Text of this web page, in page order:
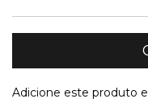
Adicione este produto e